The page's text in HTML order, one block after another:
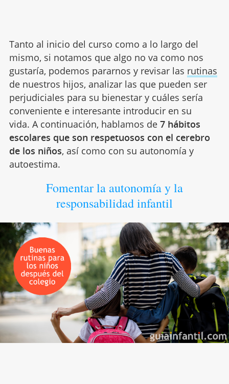
Tanto al inicio del curso como a lo largo del
mismo, si notamos que algo no va como nos
gustaría, podemos pararnos y revisar las rutinas
de nuestros hijos, analizar las que pueden ser
perjudiciales para su bienestar y cuáles sería
conveniente e interesante introducir en su
vida. A continuación, hablamos de 7 hábitos
escolares que son respetuosos con el cerebro
de los niños, así como con su autonomía y
autoestima.
Fomentar la autonomía y la
responsabilidad infantil